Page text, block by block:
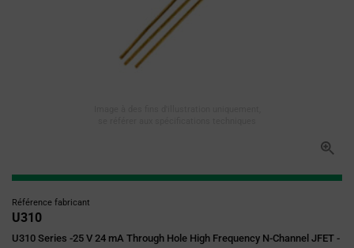
Référence fabricant
U310
U310 Series -25 V 24 mA Through Hole High Frequency N-Channel JFET -